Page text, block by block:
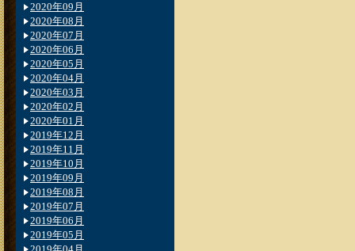
2020年09月
2020年08月
2020年07月
2020年06月
2020年05月
2020年04月
2020年03月
2020年02月
2020年01月
2019年12月
2019年11月
2019年10月
2019年09月
2019年08月
2019年07月
2019年06月
2019年05月